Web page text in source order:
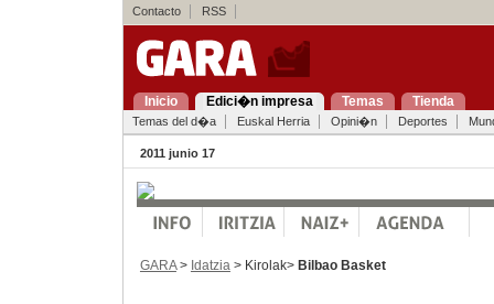
Contacto RSS
Inicio Edici�n impresa Temas Tienda
Temas del d�a Euskal Herria Opini�n Deportes
2011 junio 17
GARA> Idatzia > Kirolak> Bilbao Basket